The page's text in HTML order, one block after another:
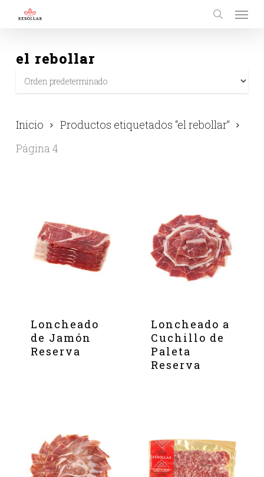
content
Menu
el rebollar
Inicio
Productos etiquetados “el rebollar”
Página 4
Loncheado
de Jamón
Reserva
Loncheado a
Cuchillo de
Paleta
Reserva